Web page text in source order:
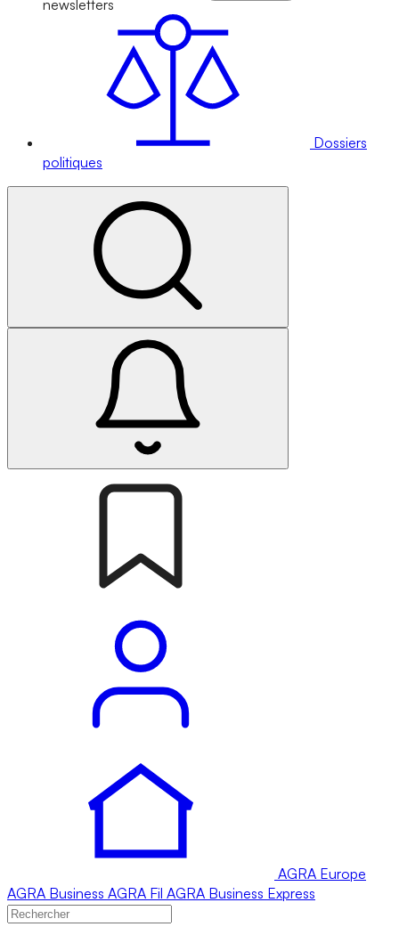
newsletters
Dossiers
politiques
AGRA Europe
AGRA Business AGRA Fil AGRA Business Express